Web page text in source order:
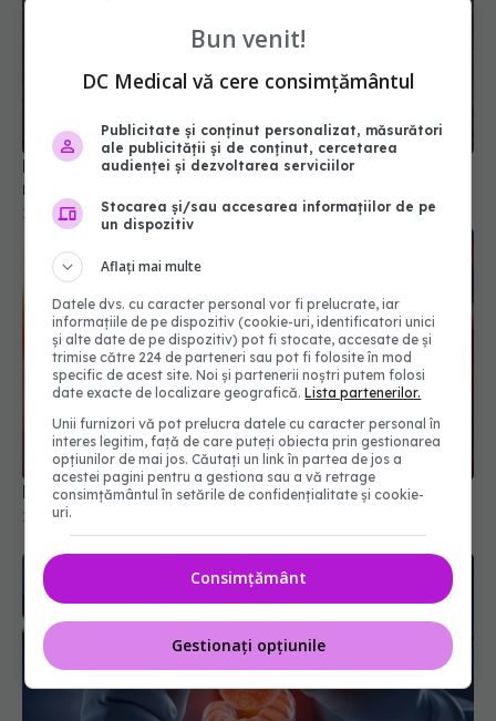
Noile medicamente pentru diabet, asociate cu
riscuri diferite de boli autoimune
10 iul 2026, 17:54
Pastila care reduce colesterolul "rău" cu 60%
18 mar 2026, 13:58
Bun venit!
DC Medical vă cere consimțământul
Publicitate și conținut personalizat, măsurători
ale publicității și de conținut, cercetarea
audienței și dezvoltarea serviciilor
Stocarea și/sau accesarea informațiilor de pe
un dispozitiv
Aflați mai multe
Datele dvs. cu caracter personal vor fi prelucrate, iar
informațiile de pe dispozitiv (cookie-uri, identificatori unici
și alte date de pe dispozitiv) pot fi stocate, accesate de și
trimise către 224 de parteneri sau pot fi folosite în mod
specific de acest site. Noi și partenerii noștri putem folosi
date exacte de localizare geografică.Lista partenerilor.
Unii furnizori vă pot prelucra datele cu caracter personal în
interes legitim, față de care puteți obiecta prin gestionarea
opțiunilor de mai jos. Căutați un link în partea de jos a
acestei pagini pentru a gestiona sau a vă retrage
consimțământul în setările de confidențialitate și cookie-
uri.
Consimțământ
Gestionați opțiunile